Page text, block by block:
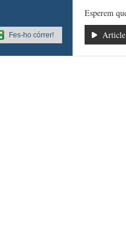
Esperem
Fes-ho córrer!